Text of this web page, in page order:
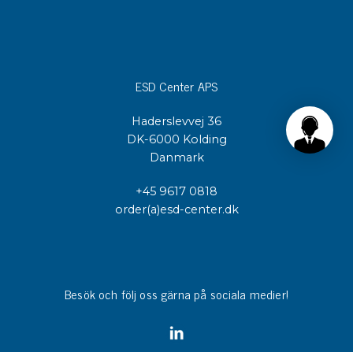
ESD Center APS
Haderslevvej 36
DK-6000 Kolding
Danmark
+45 9617 0818
order(a)esd-center.dk
Besök och följ oss gärna på sociala medier!